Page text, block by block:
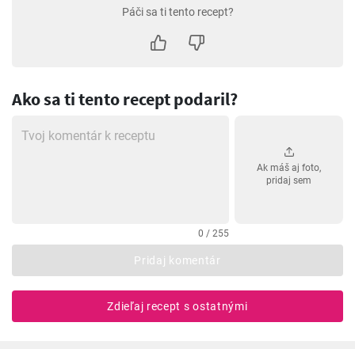
Páči sa ti tento recept?
Ako sa ti tento recept podaril?
0 / 255
Ak máš aj foto,
pridaj sem
Pridaj komentár
Zdieľaj recept s ostatnými